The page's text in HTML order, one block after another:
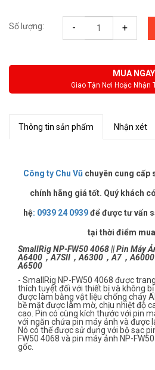
Số lượng: - +
MUA NGAY
Giao Tận Nơi Hoặc Nhận
Thông tin sản phẩm Nhận xét
Công ty Chu Vũ chuyên cung cấp
chính hãng giá tốt. Quý khách
hệ: 0939 24 0939 để được tư vấn
tại thời điểm
SmallRig NP-FW50 4068 || Pin Máy
A6400，A7SII，A6300，A7，A6000
A6500
- SmallRig NP-FW50 4068 được
thích tuyệt đối với thiết bị và không
được làm bằng vật liệu chống cháy
bề mặt được làm mờ, chịu nhiệt độ
cao. Pin có cùng kích thước với pin
với ngăn chứa pin máy ảnh và được
Nó có thể được sử dụng với bộ sạc
FW50 4068 và pin máy ảnh NP-
gốc.